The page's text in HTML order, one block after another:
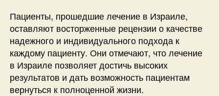
Пациенты, прошедшие лечение в Израиле,
оставляют восторженные рецензии о качестве
надежного и индивидуального подхода к
каждому пациенту. Они отмечают, что лечение
в Израиле позволяет достичь высоких
результатов и дать возможность пациентам
вернуться к полноценной жизни.